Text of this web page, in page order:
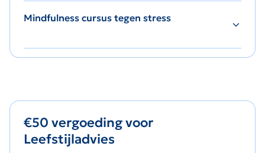
Mindfulness cursus tegen stress
€50 vergoeding voor
Leefstijladvies